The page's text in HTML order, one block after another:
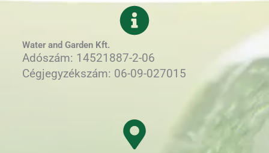
Water and Garden Kft.
Adószám: 14521887-2-06
Cégjegyzékszám: 06-09-027015